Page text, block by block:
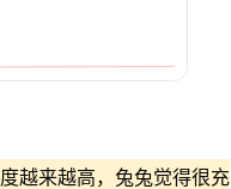
越来越高，兔兔觉得很充